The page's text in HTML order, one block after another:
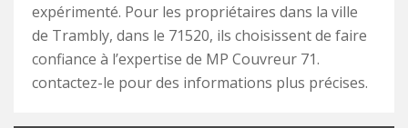
expérimenté. Pour les propriétaires dans la ville
de Trambly, dans le 71520, ils choisissent de faire
confiance à l’expertise de MP Couvreur 71.
contactez-le pour des informations plus précises.